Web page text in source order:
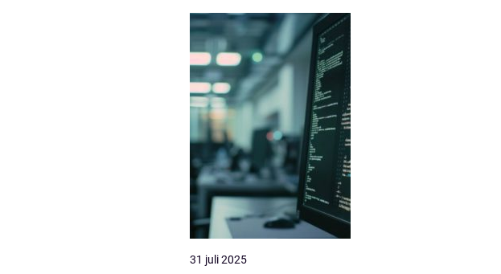
31 juli 2025